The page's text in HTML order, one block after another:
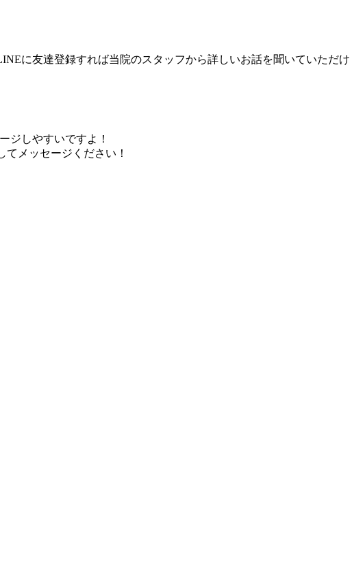
に友達登録すれば当院のスタッフから詳しいお話を聞いていただ
ジしやすいですよ！
メッセージください！